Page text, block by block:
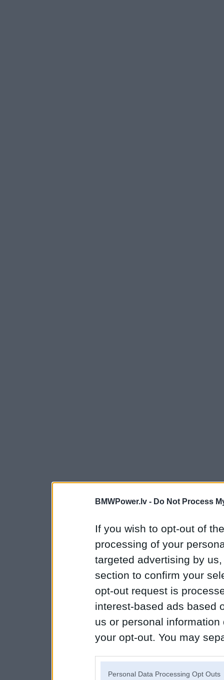
BMWPower.lv - Do Not Process
If you wish to opt-out of
processing of your
targeted advertising by
section to confirm your
opt-out request is
interest-based ads based
us or personal
your opt-out. You may
Personal Data Processing Opt Outs